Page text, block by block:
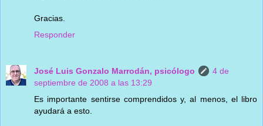
Gracias.
Responder
José Luis Gonzalo Marrodán, psicólogo
4 de
septiembre de 2008 a las 13:29
Es importante sentirse comprendidos y, al menos, el libro
ayudará a esto.